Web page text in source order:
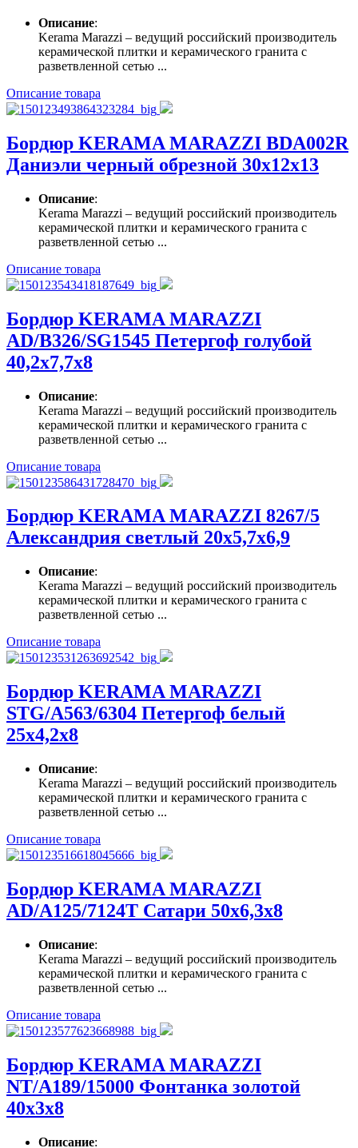
Описание:
Kerama Marazzi – ведущий российский производитель
керамической плитки и керамического гранита с
разветвленной сетью ...
Описание товара
Бордюр KERAMA MARAZZI BDA002R
Даниэли черный обрезной 30х12х13
Описание:
Kerama Marazzi – ведущий российский производитель
керамической плитки и керамического гранита с
разветвленной сетью ...
Описание товара
Бордюр KERAMA MARAZZI
AD/B326/SG1545 Петергоф голубой
40,2х7,7х8
Описание:
Kerama Marazzi – ведущий российский производитель
керамической плитки и керамического гранита с
разветвленной сетью ...
Описание товара
Бордюр KERAMA MARAZZI 8267/5
Александрия светлый 20х5,7х6,9
Описание:
Kerama Marazzi – ведущий российский производитель
керамической плитки и керамического гранита с
разветвленной сетью ...
Описание товара
Бордюр KERAMA MARAZZI
STG/A563/6304 Петергоф белый
25х4,2х8
Описание:
Kerama Marazzi – ведущий российский производитель
керамической плитки и керамического гранита с
разветвленной сетью ...
Описание товара
Бордюр KERAMA MARAZZI
AD/A125/7124T Сатари 50х6,3х8
Описание:
Kerama Marazzi – ведущий российский производитель
керамической плитки и керамического гранита с
разветвленной сетью ...
Описание товара
Бордюр KERAMA MARAZZI
NT/A189/15000 Фонтанка золотой
40х3х8
Описание: